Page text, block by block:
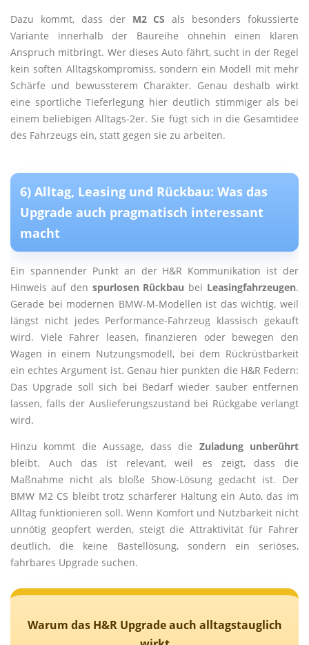
Dazu kommt, dass der M2 CS als besonders fokussierte
Variante innerhalb der Baureihe ohnehin einen klaren
Anspruch mitbringt. Wer dieses Auto fährt, sucht in der Regel
kein soften Alltagskompromiss, sondern ein Modell mit mehr
Schärfe und bewussterem Charakter. Genau deshalb wirkt
eine sportliche Tieferlegung hier deutlich stimmiger als bei
einem beliebigen Alltags-2er. Sie fügt sich in die Gesamtidee
des Fahrzeugs ein, statt gegen sie zu arbeiten.
6) Alltag, Leasing und Rückbau: Was das
Upgrade auch pragmatisch interessant
macht
Ein spannender Punkt an der H&R Kommunikation ist der
Hinweis auf den spurlosen Rückbau bei Leasingfahrzeugen.
Gerade bei modernen BMW-M-Modellen ist das wichtig, weil
längst nicht jedes Performance-Fahrzeug klassisch gekauft
wird. Viele Fahrer leasen, finanzieren oder bewegen den
Wagen in einem Nutzungsmodell, bei dem Rückrüstbarkeit
ein echtes Argument ist. Genau hier punkten die H&R Federn:
Das Upgrade soll sich bei Bedarf wieder sauber entfernen
lassen, falls der Auslieferungszustand bei Rückgabe verlangt
wird.
Hinzu kommt die Aussage, dass die Zuladung unberührt
bleibt. Auch das ist relevant, weil es zeigt, dass die
Maßnahme nicht als bloße Show-Lösung gedacht ist. Der
BMW M2 CS bleibt trotz schärferer Haltung ein Auto, das im
Alltag funktionieren soll. Wenn Komfort und Nutzbarkeit nicht
unnötig geopfert werden, steigt die Attraktivität für Fahrer
deutlich, die keine Bastellösung, sondern ein seriöses,
fahrbares Upgrade suchen.
Warum das H&R Upgrade auch alltagstauglich